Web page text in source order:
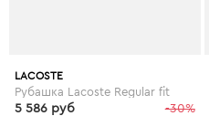
LACOSTE
Рубашка Lacoste Regular fit
-30%
5 586 руб